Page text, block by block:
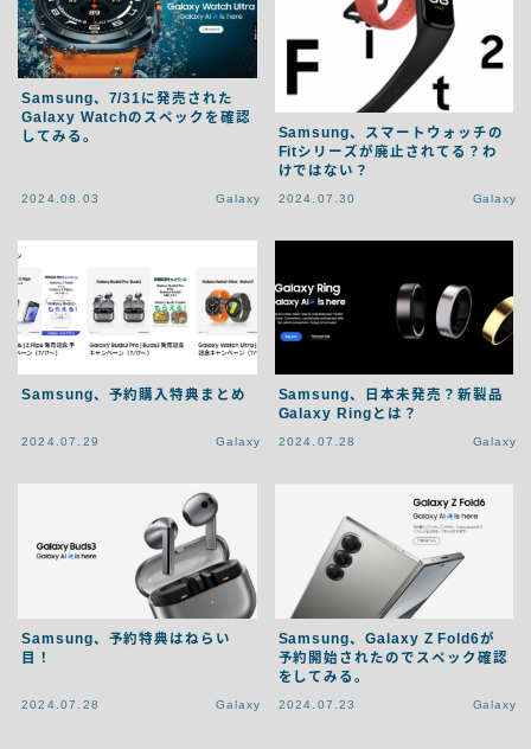
Samsung、7/31に発売された
Galaxy Watchのスペックを確認
してみる。
2024.08.03 Galaxy
Samsung、スマートウォッチの
Fitシリーズが廃止されてる？わ
けではない？
2024.07.30 Galaxy
Samsung、予約購入特典まとめ
2024.07.29 Galaxy
Samsung、日本未発売？新製品
Galaxy Ringとは？
2024.07.28 Galaxy
Samsung、予約特典はねらい
目！
2024.07.28 Galaxy
Samsung、Galaxy Z Fold6が
予約開始されたのでスペック確認
をしてみる。
2024.07.23 Galaxy